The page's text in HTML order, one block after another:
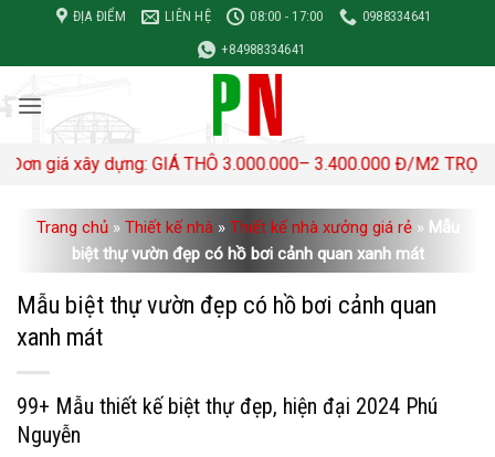
nội
dung
ĐỊA ĐIỂM LIÊN HỆ 08:00 - 17:00
0988334641
+84988334641
THÔ 3.000.000– 3.400.000 Đ/M2 TRỌN GÓI 4,500,000-
Trang chủ » Thiết kế nhà » Thiết kế nhà xưởng giá rẻ » Mẫu
biệt thự vườn đẹp có hồ bơi cảnh quan xanh mát
Mẫu biệt thự vườn đẹp có hồ bơi cảnh quan
xanh mát
99+ Mẫu thiết kế biệt thự đẹp, hiện đại 2024 Phú
Nguyễn